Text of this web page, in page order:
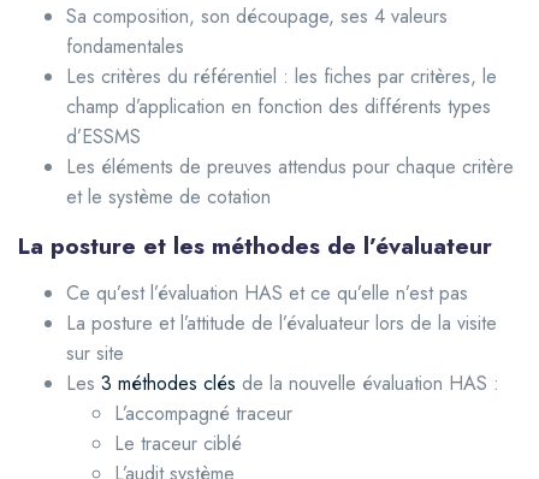
Sa composition, son découpage, ses 4 valeurs
fondamentales
Les critères du référentiel : les fiches par critères, le
champ d’application en fonction des différents types
d’ESSMS
Les éléments de preuves attendus pour chaque critère
et le système de cotation
La posture et les méthodes de l’évaluateur
Ce qu’est l’évaluation HAS et ce qu’elle n’est pas
La posture et l’attitude de l’évaluateur lors de la visite
sur site
Les 3 méthodes clés de la nouvelle évaluation HAS :
L’accompagné traceur
Le traceur ciblé